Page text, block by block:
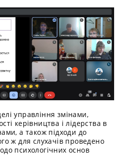
управління змінами,
керівництва і лідерства в
а також підходи до
ж для слухачів проведено
психологічних основ